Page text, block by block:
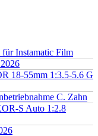
Instamatic Film
18-55mm 1:3.5-5.6 G
C. Zahn
S Auto 1:2.8